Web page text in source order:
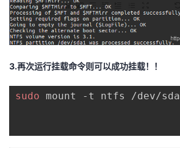
3.再次运行挂载命令则可以成功挂载！！
sudo mount -t ntfs /dev/sda